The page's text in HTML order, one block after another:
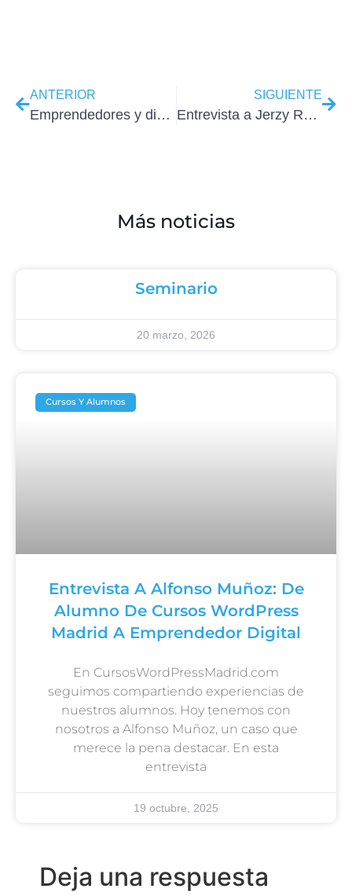
ANTERIOR
Emprendedores y diseñadores este es tu curso de WordPress en Madrid
SIGUIENTE
Entrevista a Jerzy Raczy por el Grupo Aristeo
Más noticias
Seminario
20 marzo, 2026
Cursos Y Alumnos
Entrevista A Alfonso Muñoz: De
Alumno De Cursos WordPress
Madrid A Emprendedor Digital
En CursosWordPressMadrid.com
seguimos compartiendo experiencias de
nuestros alumnos. Hoy tenemos con
nosotros a Alfonso Muñoz, un caso que
merece la pena destacar. En esta
entrevista
19 octubre, 2025
Deja una respuesta